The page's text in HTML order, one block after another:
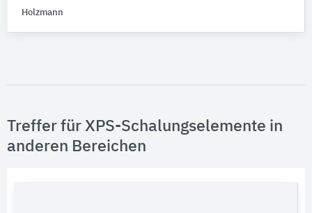
Holzmann
Treffer für XPS-Schalungselemente in
anderen Bereichen